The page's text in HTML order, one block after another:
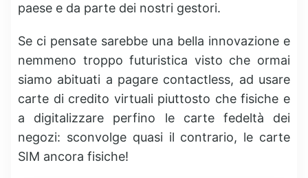
paese e da parte dei nostri gestori.
Se ci pensate sarebbe una bella innovazione e
nemmeno troppo futuristica visto che ormai
siamo abituati a pagare contactless, ad usare
carte di credito virtuali piuttosto che fisiche e
a digitalizzare perfino le carte fedeltà dei
negozi: sconvolge quasi il contrario, le carte
SIM ancora fisiche!